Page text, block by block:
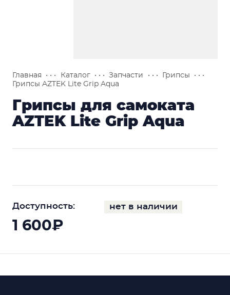
Главная • • • Каталог • • • Запчасти • • • Грипсы
• • •
Грипсы AZTEK Lite Grip Aqua
Грипсы для самоката
AZTEK Lite Grip Aqua
Доступность: нет в наличии
1 600₽